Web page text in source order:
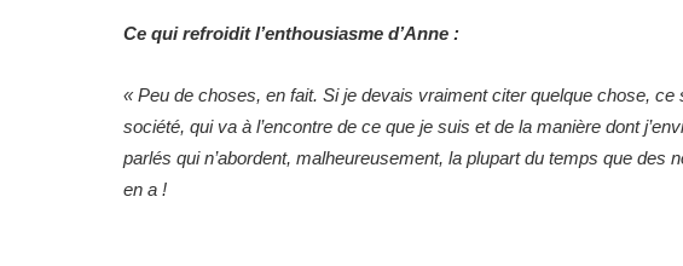
Ce qui refroidit l’enthousiasme d’Anne :
« Peu de choses, en fait. Si je devais vraiment citer quelque chose,
société, qui va à l’encontre de ce que je suis et de la manière dont
parlés qui n’abordent, malheureusement, la plupart du temps que des
en a !